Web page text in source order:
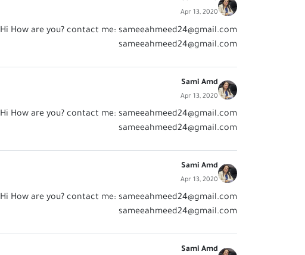
Apr 13, 2020
Hi How are you? contact me: sameeahmeed24@gmail.com
sameeahmeed24@gmail.com
Sami Amd
Apr 13, 2020
Hi How are you? contact me: sameeahmeed24@gmail.com
sameeahmeed24@gmail.com
Sami Amd
Apr 13, 2020
Hi How are you? contact me: sameeahmeed24@gmail.com
sameeahmeed24@gmail.com
Sami Amd